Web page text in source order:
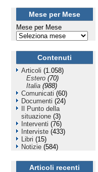
Mese per Mese
Mese per Mese
Contenuti
Articoli (1.058)
Estero (70)
Italia (988)
Comunicati (60)
Documenti (24)
Il Punto della
situazione (3)
Interventi (76)
Interviste (433)
Libri (15)
Notizie (584)
Articoli recenti